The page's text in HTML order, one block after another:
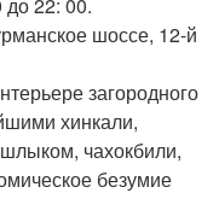
22: 00.
шоссе, 12-й
загородного
хинкали,
чахокбили,
безумие